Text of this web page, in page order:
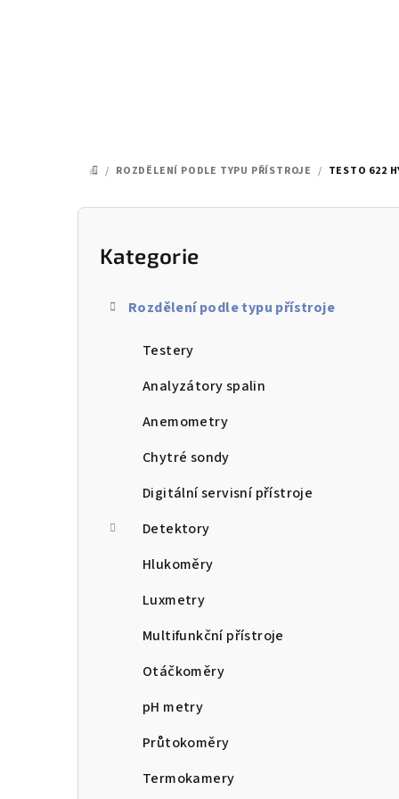
DOMŮ
/ ROZDĚLENÍ PODLE TYPU PŘÍSTROJE / TESTO 622
P
Přeskočit
kategorie
Kategorie
Rozdělení podle typu přístroje
Testery
Analyzátory spalin
Anemometry
Chytré sondy
Digitální servisní přístroje
Detektory
Hlukoměry
Luxmetry
Multifunkční přístroje
Otáčkoměry
pH metry
Průtokoměry
Termokamery